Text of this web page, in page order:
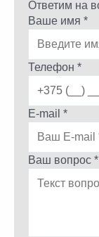
Ответим на
Ваше имя *
Телефон *
E-mail *
Ваш вопрос *